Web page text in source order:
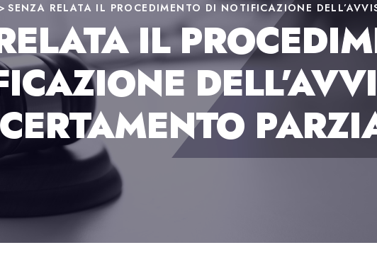
>SENZA RELATA IL PROCEDIMENTO DI NOTIFICAZIONE
IL